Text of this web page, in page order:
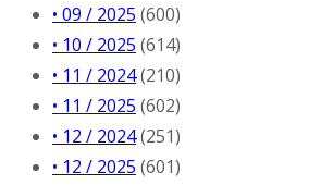
• 09 / 2025 (600)
• 10 / 2025 (614)
• 11 / 2024(210)
• 11 / 2025 (602)
• 12 / 2024(251)
• 12 / 2025 (601)